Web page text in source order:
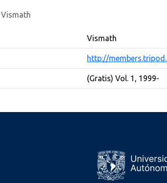
Vismath
Vismath
http://
(Gratis) Vol. 1, 1999-